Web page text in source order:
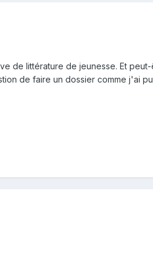
de littérature de jeunesse. Et peut-
de faire un dossier comme j'ai